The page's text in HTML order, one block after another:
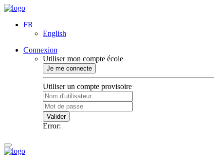
FR
English
Connexion
Utiliser mon compte école
Je me connecte
Utiliser un compte provisoire
Valider
Error: